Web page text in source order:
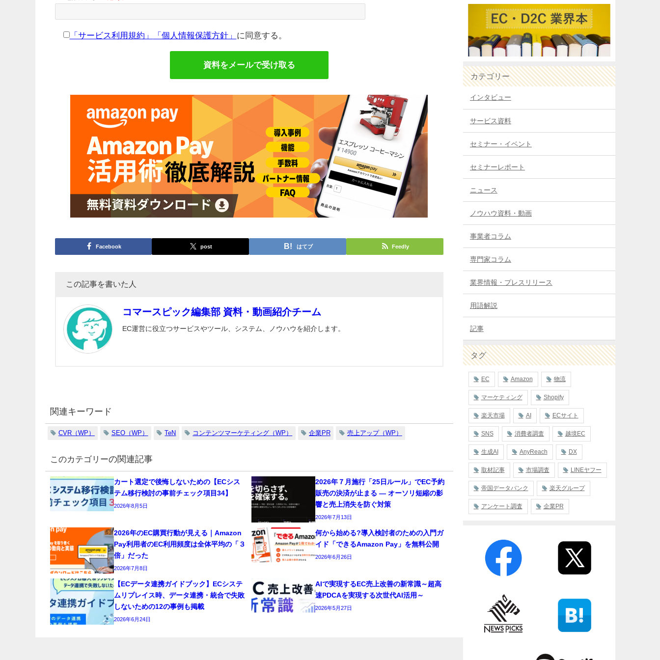
「サービス利用規約」 「個人情報保護方針」 に同意する。
Facebook post はてブ Feedly
この記事を書いた人
コマースピック編集部 資料・動画紹介チーム
EC運営に役立つサービスやツール、システム、ノウハウを紹介します。
関連キーワード
CVR（WP） SEO（WP） TeN コンテンツマーケティング（WP） 企業PR 売上アップ（WP）
の関連記事
カート選定で後悔しないための【ECシス
テム移行検討の事前チェック項目34】
2026年8月5日
2026年７月施行「25日ルール」でEC予約
販売の決済が止まる ― オーソリ短縮の影
響と売上消失を防ぐ対策
2026年7月13日
2026年のEC購買行動が見える｜Amazon
Pay利用者のEC利用頻度は全体平均の「３
倍」だった
2026年7月8日
何から始める?導入検討者のための入門ガ
イド「できるAmazon Pay」を無料公開
2026年6月26日
【ECデータ連携ガイドブック】ECシステ
ムリプレイス時、データ連携・統合で失敗
しないための12の事例も掲載
2026年6月24日
AIで実現するEC売上改善の新常識～超高
速PDCAを実現する次世代AI活用～
2026年5月27日
カテゴリー
インタビュー
サービス資料
セミナー・イベント
セミナーレポート
ニュース
ノウハウ資料・動画
事業者コラム
専門家コラム
業界情報・プレスリリース
用語解説
記事
タグ
EC Amazon 物流
マーケティング Shopify
楽天市場 AI ECサイト
SNS 消費者調査 越境EC
生成AI AnyReach DX
取材記事 市場調査 LINEヤフー
帝国データバンク 楽天グループ
アンケート調査 企業PR